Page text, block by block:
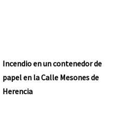
Incendio en un contenedor de
papel en la Calle Mesones de
Herencia